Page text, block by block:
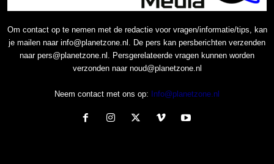
Om contact op te nemen met de redactie voor vragen/informatie/tips, kan
je mailen naar info@planetzone.nl. De pers kan persberichten verzenden
naar pers@planetzone.nl. Persgerelateerde vragen kunnen worden
verzonden naar noud@planetzone.nl
Neem contact met ons op: Info@planetzone.nl